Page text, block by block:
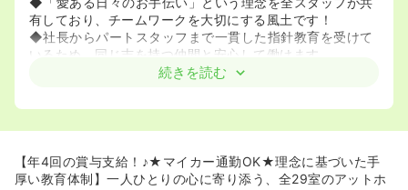
有しており、チームワークを大切にする風土です！
◆社長からパートスタッフまで一貫した指針教育を受けて
いるため、同じ志を持つ仲間と安心して働けます。
◆年間休日110日を確保しており、週休2日制のシフト勤務
を築いていきたい方にぴったりの職場です！
続きを読む
【年4回の賞与支給！♪★マイカー通勤OK★理念に基づいた手
厚い教育体制】一人ひとりの心に寄り添う、全29室のアットホ